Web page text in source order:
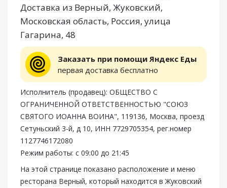
Доставка из Верный, Жуковский,
Московская область, Россия, улица
Гагарина, 48
Заказать при помощи Яндекс Еды
первая доставка бесплатно
Исполнитель (продавец): ОБЩЕСТВО С
ОГРАНИЧЕННОЙ ОТВЕТСТВЕННОСТЬЮ "СОЮЗ
СВЯТОГО ИОАННА ВОИНА", 119136, Москва, проезд
Сетуньский 3-й, д 10, ИНН 7729705354, рег.номер
1127746172080
Режим работы: с 09:00 до 21:45
На этой странице показано расположение и меню
ресторана Верный, который находится в Жуковский